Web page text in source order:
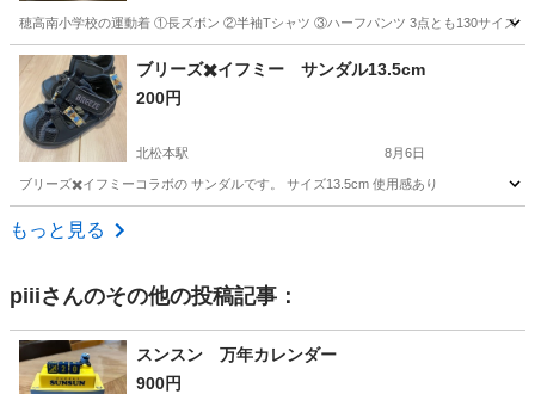
穂高南小学校の運動着 ①長ズボン ②半袖Tシャツ ③ハーフパンツ 3点とも130サイズで
長野 安曇野市 穂高駅
ブリーズ✖️イフミー サンダル13.5cm
200円
北松本駅 8月6日
ブリーズ✖️イフミーコラボの サンダルです。 サイズ13.5cm 使用感あり
長野 松本市
もっと見る
piiiさんのその他の投稿記事：
スンスン 万年カレンダー
900円